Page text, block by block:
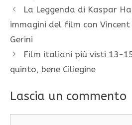
La Leggenda di Kaspar
immagini del film con
Gerini
Film italiani più visti 13-
quinto, bene Ciliegine
Lascia un commento